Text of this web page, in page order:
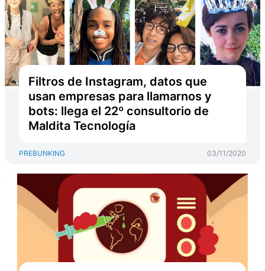
Filtros de Instagram, datos que
usan empresas para llamarnos y
bots: llega el 22º consultorio de
Maldita Tecnología
PREBUNKING 03/11/2020